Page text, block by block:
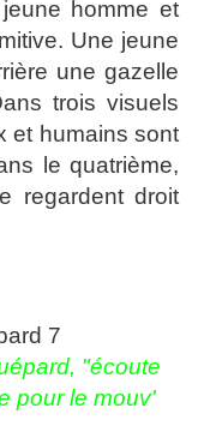
homme et
Une jeune
une gazelle
trois visuels
et humains sont
le quatrième,
regardent droit
"écoute
pour le mouv'